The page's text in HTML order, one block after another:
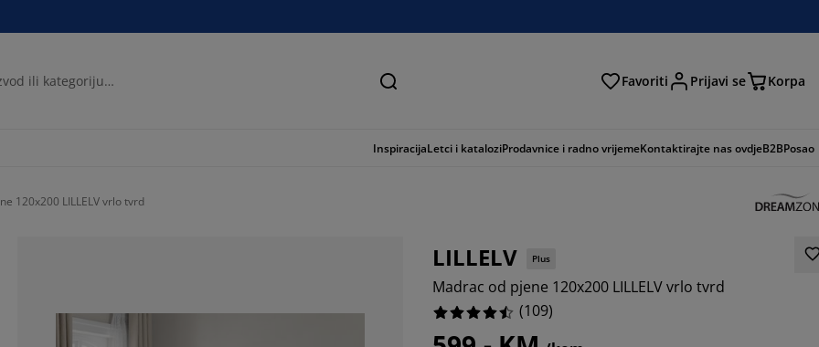
Traži Favoriti Prijavi se Korpa
InspiracijaLetci i kataloziProdavnice i radno vrijemeKontaktirajte nas ovdjeB2BPosao
120x200 LILLELV vrlo tvrd
LILLELV Plus
Madrac od pjene 120x200 LILLELV vrlo tvrd
(109)